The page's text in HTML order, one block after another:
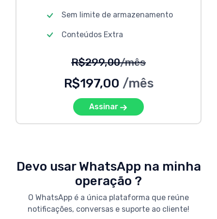
Sem limite de armazenamento
Conteúdos Extra
R$299,00/mês
R$197,00 /mês
Assinar
Devo usar WhatsApp na minha
operação ?
O WhatsApp é a única plataforma que reúne
notificações, conversas e suporte ao cliente!